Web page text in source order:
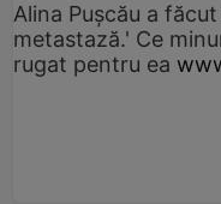
Alina Pușcău a
metastază.' Ce
rugat pentru ea